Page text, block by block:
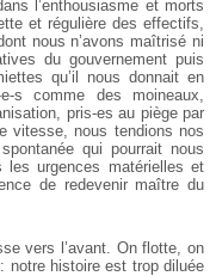
l’enthousiasme et morts
et régulière des effectifs,
nous n’avons maîtrisé ni
du gouvernement puis
qu’il nous donnait en
s comme des moineaux,
pris-es au piège par
vitesse, nous tendions nos
qui pourrait nous
urgences matérielles et
de redevenir maître du
vers l’avant. On flotte, on
notre histoire est trop diluée